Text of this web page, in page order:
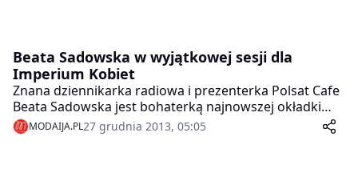
Beata Sadowska w wyjątkowej sesji dla
Imperium Kobiet
Znana dziennikarka radiowa i prezenterka Polsat Cafe
Beata Sadowska jest bohaterką najnowszej okładki
ekskluzywnego magazynu dla pań IMPERIUM KOBIET.
Autorem zdjęć jest Robby Cyron, znany warszawski
MODAIJA.PL27 grudnia 2013, 05:05